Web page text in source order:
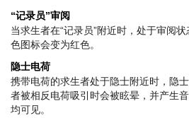
“记录员”审阅
当求生者在“记录员”附近时，处于审阅
色图标会变为红色。
隐士电荷
携带电荷的求生者处于隐士附近时，隐
者被相反电荷吸引时会被眩晕，并产生
均可见。